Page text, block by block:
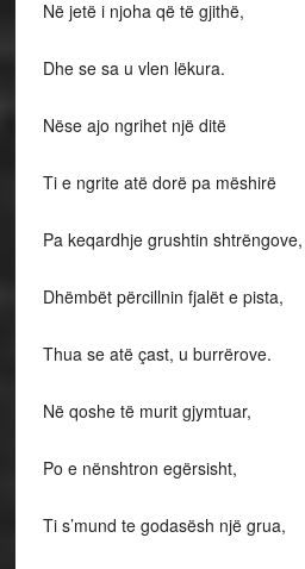
Në jetë i njoha që të gjithë,
Dhe se sa u vlen lëkura.
Nëse ajo ngrihet një ditë
Ti e ngrite atë dorë pa mëshirë
Pa keqardhje grushtin shtrëngove,
Dhëmbët përcillnin fjalët e pista,
Thua se atë çast, u burrërove.
Në qoshe të murit gjymtuar,
Po e nënshtron egërsisht,
Ti s’mund te godasësh një grua,